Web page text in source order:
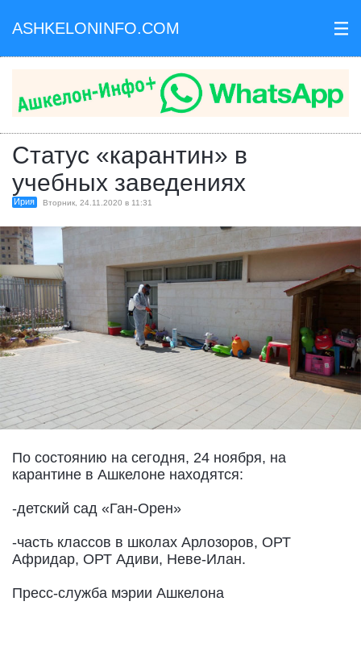
ASHKELONINFO.COM III
Статус «карантин» в
учебных заведениях
Ирия Вторник, 24.11.2020 в 11:31
По состоянию на сегодня, 24 ноября, на
карантине в Ашкелоне находятся:
-детский сад «Ган-Орен»
-часть классов в школах Арлозоров, ОРТ
Афридар, ОРТ Адиви, Неве-Илан.
Пресс-служба мэрии Ашкелона